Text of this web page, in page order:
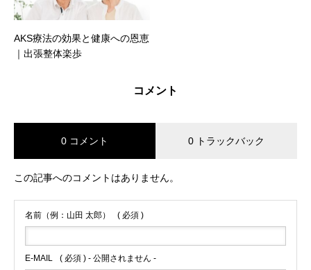
AKS療法の効果と健康への恩恵
｜出張整体楽歩
コメント
0 コメント 0 トラックバック
この記事へのコメントはありません。
名前（例：山田 太郎） ( 必須 )
E-MAIL ( 必須 ) - 公開されません -